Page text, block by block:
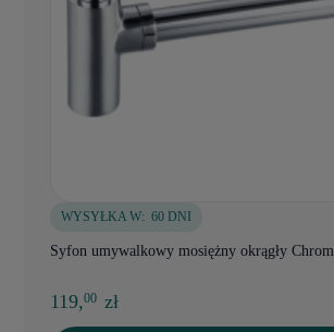
WYSYŁKA W: 60 DNI
Syfon umywalkowy mosiężny okrągły Chrom
119,00 zł